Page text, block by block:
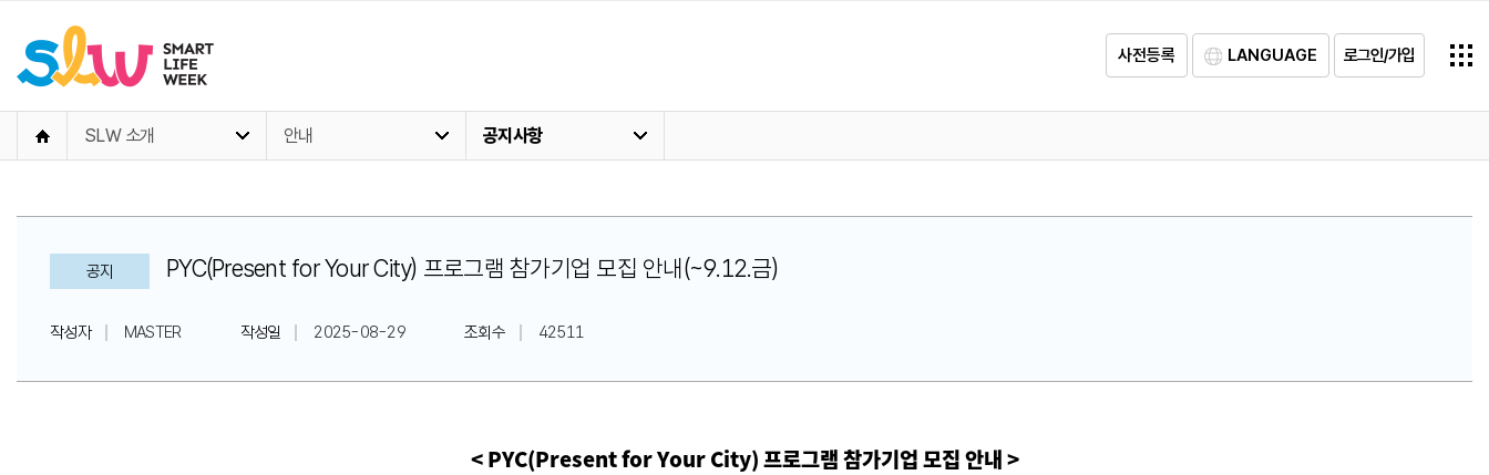
사전등록 LANGUAGE 로그인/가입
SLW 소개 안내 공지사항
공지 PYC(Present for Your City) 프로그램 참가기업 모집 안내(~9.12.금)
작성자 MASTER 작성일 2025-08-29 조회수 42511
< PYC(Present for Your City) 프로그램 참가기업 모집 안내 >